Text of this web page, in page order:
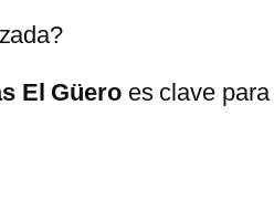
El Güeroes clave para